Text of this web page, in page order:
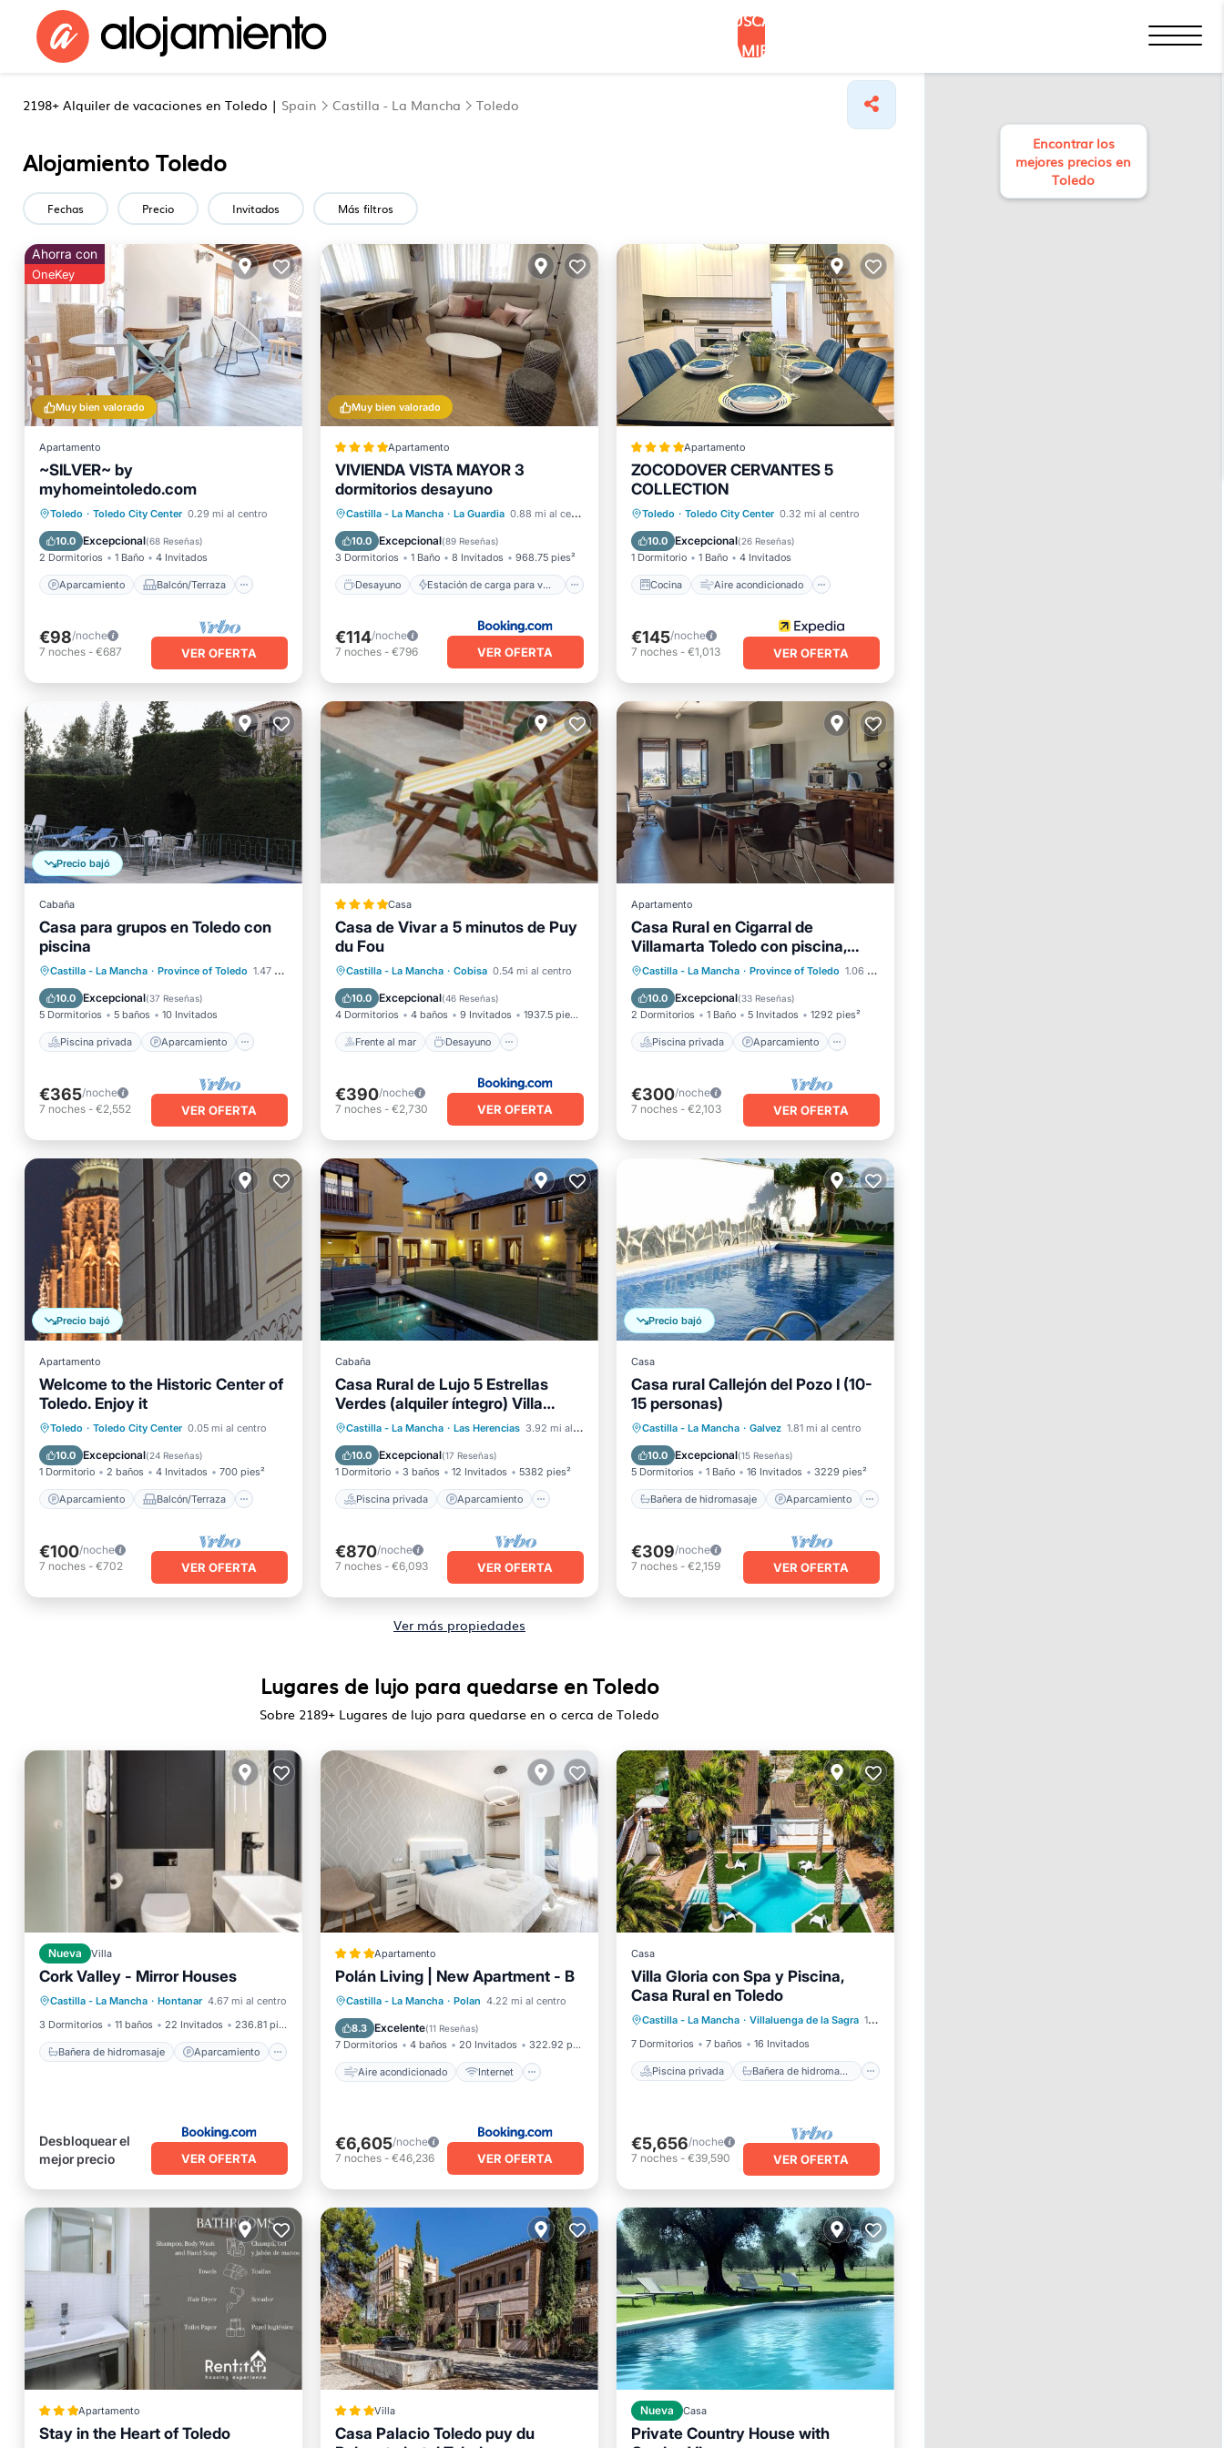
BUSCAR
ALOJAMIENTOS
2198+ Alquiler de vacaciones en Toledo | Spain Castilla - La Mancha Toledo
Alojamiento Toledo
Fechas Precio Invitados Más filtros
Muy bien valorado
Ahorra con
OneKey
Apartamento
~SILVER~ by
myhomeintoledo.com
Toledo · Toledo City Center 0.29 mi al centro
10.0 Excepcional(68 Reseñas)
2 Dormitorios 1 Baño 4 Invitados
Aparcamiento Balcón/Terraza
Aparcamiento
Balcón/Terraza
Cocina
Aire acondicionado
€98/noche
7 noches - €687 VER OFERTA
Muy bien valorado
Apartamento
VIVIENDA VISTA MAYOR 3
dormitorios desayuno
Castilla - La Mancha · La Guardia 0.88 mi al centro
10.0 Excepcional(89 Reseñas)
3 Dormitorios 1 Baño 8 Invitados 968.75 pies²
Desayuno Estación de carga para vehículos eléctricos
Desayuno
Estación de carga para vehículos eléctricos
Aparcamiento
Balcón/Terraza
€114/noche
7 noches- €796 VER OFERTA
Apartamento
ZOCODOVER CERVANTES 5
COLLECTION
Toledo · Toledo City Center 0.32 mi al centro
10.0 Excepcional(26 Reseñas)
1 Dormitorio 1 Baño 4 Invitados
Cocina Aire acondicionado
Cocina
Aire acondicionado
Internet
Apto para niños
€145/noche
7 noches- €1,013 VER OFERTA
Precio bajó
Cabaña
Casa para grupos en Toledo con
piscina
Castilla - La Mancha · Province of Toledo 1.47 mi al centro
10.0 Excepcional(37 Reseñas)
5 Dormitorios 5 baños 10 Invitados
Piscina privada Aparcamiento
Piscina privada
Aparcamiento
Piscina
Balcón/Terraza
€365/noche
7 noches - €2,552 VER OFERTA
Casa
Casa de Vivar a 5 minutos de Puy
du Fou
Castilla - La Mancha · Cobisa 0.54 mi al centro
10.0 Excepcional(46 Reseñas)
4 Dormitorios 4 baños 9 Invitados 1937.5 pies²
Frente al mar Desayuno
Frente al mar
Desayuno
Aparcamiento
Piscina
€390/noche
7 noches- €2,730 VER OFERTA
Apartamento
Casa Rural en Cigarral de
Villamarta Toledo con piscina,
vistas y WIFI
Castilla - La Mancha · Province of Toledo 1.06 mi al centro
10.0 Excepcional(33 Reseñas)
2 Dormitorios 1 Baño 5 Invitados 1292 pies²
Piscina privada Aparcamiento
Piscina privada
Aparcamiento
Piscina
Vista al mar
€300/noche
7 noches- €2,103 VER OFERTA
Precio bajó
Apartamento
Welcome to the Historic Center of
Toledo. Enjoy it
Toledo · Toledo City Center 0.05 mi al centro
10.0 Excepcional(24 Reseñas)
1 Dormitorio 2 baños 4 Invitados 700 pies²
Aparcamiento Balcón/Terraza
Aparcamiento
Balcón/Terraza
Cocina
Aire acondicionado
€100/noche
7 noches - €702 VER OFERTA
Cabaña
Casa Rural de Lujo 5 Estrellas
Verdes (alquiler íntegro) Villa
Cornelius, 12 pax
Castilla - La Mancha · Las Herencias 3.92 mi al centro
10.0 Excepcional(17 Reseñas)
1 Dormitorio 3 baños 12 Invitados 5382 pies²
Piscina privada Aparcamiento
Piscina privada
Aparcamiento
Piscina
Vista al mar
€870/noche
7 noches- €6,093 VER OFERTA
Precio bajó
Casa
Casa rural Callejón del Pozo I (10-
15 personas)
Castilla - La Mancha · Galvez 1.81 mi al centro
10.0 Excepcional(15 Reseñas)
5 Dormitorios 1 Baño 16 Invitados 3229 pies²
Bañera de hidromasaje Aparcamiento
Bañera de hidromasaje
Aparcamiento
Piscina
Balcón/Terraza
€309/noche
7 noches- €2,159 VER OFERTA
Ver más propiedades
Lugares de lujo para quedarse en Toledo
Sobre 2189+ Lugares de lujo para quedarse en o cerca de Toledo
Nueva Villa
Cork Valley - Mirror Houses
Castilla - La Mancha · Hontanar 4.67 mi al centro
3 Dormitorios
11 baños 22 Invitados 236.81 pies²
Bañera de hidromasaje Aparcamiento
Bañera de hidromasaje
Aparcamiento
Piscina
Balcón/Terraza
Desbloquear el
mejor precio
VER OFERTA
Apartamento
Polán Living | New Apartment - B
Castilla - La Mancha · Polan 4.22 mi al centro
8.3 Excelente(11 Reseñas)
7 Dormitorios 4 baños 20 Invitados 322.92 pies²
Aire acondicionado Internet
Aire acondicionado
Internet
Se admiten mascotas
Apto para niños
€6,605/noche
7 noches- €46,236 VER OFERTA
Casa
Villa Gloria con Spa y Piscina,
Casa Rural en Toledo
Castilla - La Mancha · Villaluenga de la Sagra 1.00 mi al centro
7 Dormitorios
7 baños 16 Invitados
Piscina privada Bañera de hidromasaje
Piscina privada
Bañera de hidromasaje
Aparcamiento
Piscina
€5,656/noche
7 noches- €39,590 VER OFERTA
Apartamento
Stay in the Heart of Toledo
Villa
Casa Palacio Toledo puy du
Nueva Casa
Private Country House with
Encontrar los
mejores precios en
Toledo